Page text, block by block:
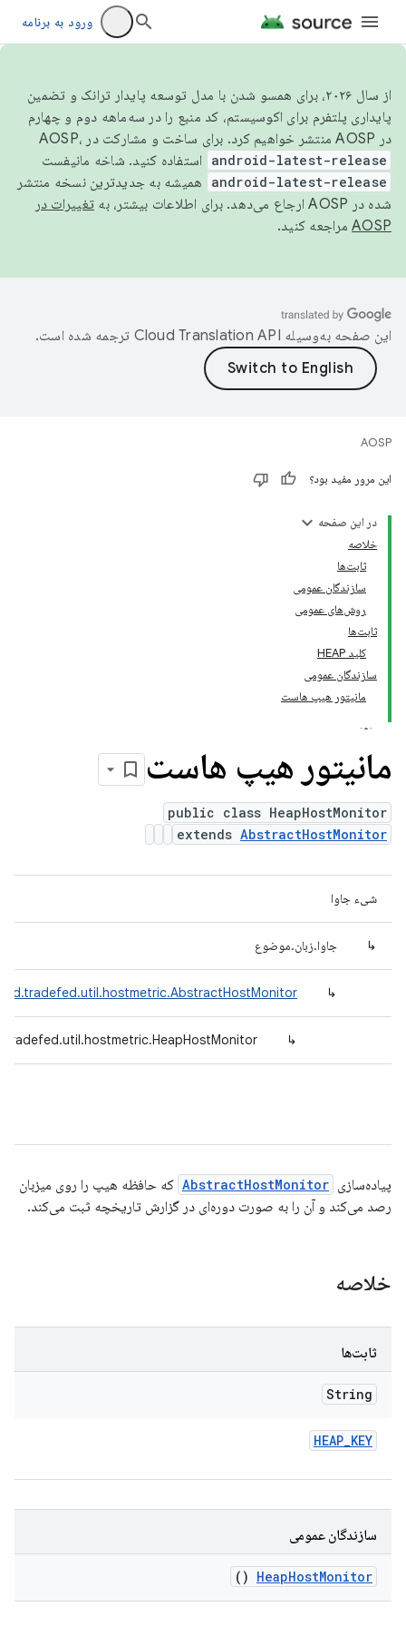
ورود به برنامه
از سال ۲۰۲۶، برای همسو شدن با مدل توسعه پایدار ترانک و تضمین
پایداری پلتفرم برای اکوسیستم، کد منبع را در سه‌ماهه دوم و چهارم
در AOSP منتشر خواهیم کرد. برای ساخت و مشارکت در AOSP،
android-latest-release استفاده کنید. شاخه مانیفست
android-latest-release
همیشه به جدیدترین نسخه منتشر
شده در AOSP ارجاع می‌دهد. برای اطلاعات بیشتر، به
تغییرات در
AOSP مراجعه کنید.
این صفحه به‌وسیله ترجمه شده است.
AOSP
این مرور مفید بود؟
در این صفحه
خلاصه
ثابت‌ها
سازندگان عمومی
روش‌های عمومی
ثابت‌ها
کلید HEAP
سازندگان عمومی
مانیتور هیپ هاست
مانیتور هیپ هاست
public class HeapHostMonitor
extends AbstractHostMonitor
شیء جاوا
↳ جاوا.زبان.موضوع
↳
↳
پیاده‌سازی AbstractHostMonitor که حافظه هیپ را روی میزبان
رصد می‌کند و آن را به صورت دوره‌ای در گزارش تاریخچه ثبت می‌کند.
خلاصه
ثابت‌ها
String
HEAP_KEY
سازندگان عمومی
HeapHostMonitor
()